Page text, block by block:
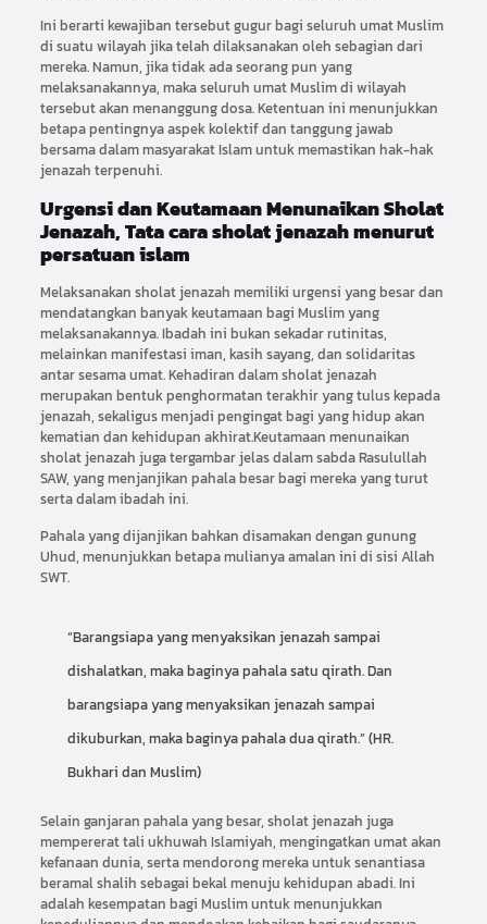
Ini berarti kewajiban tersebut gugur bagi seluruh umat Muslim
di suatu wilayah jika telah dilaksanakan oleh sebagian dari
mereka. Namun, jika tidak ada seorang pun yang
melaksanakannya, maka seluruh umat Muslim di wilayah
tersebut akan menanggung dosa. Ketentuan ini menunjukkan
betapa pentingnya aspek kolektif dan tanggung jawab
bersama dalam masyarakat Islam untuk memastikan hak-hak
jenazah terpenuhi.
Urgensi dan Keutamaan Menunaikan Sholat
Jenazah, Tata cara sholat jenazah menurut
persatuan islam
Melaksanakan sholat jenazah memiliki urgensi yang besar dan
mendatangkan banyak keutamaan bagi Muslim yang
melaksanakannya. Ibadah ini bukan sekadar rutinitas,
melainkan manifestasi iman, kasih sayang, dan solidaritas
antar sesama umat. Kehadiran dalam sholat jenazah
merupakan bentuk penghormatan terakhir yang tulus kepada
jenazah, sekaligus menjadi pengingat bagi yang hidup akan
kematian dan kehidupan akhirat.Keutamaan menunaikan
sholat jenazah juga tergambar jelas dalam sabda Rasulullah
SAW, yang menjanjikan pahala besar bagi mereka yang turut
serta dalam ibadah ini.
Pahala yang dijanjikan bahkan disamakan dengan gunung
Uhud, menunjukkan betapa mulianya amalan ini di sisi Allah
SWT.
“Barangsiapa yang menyaksikan jenazah sampai
dishalatkan, maka baginya pahala satu qirath. Dan
barangsiapa yang menyaksikan jenazah sampai
dikuburkan, maka baginya pahala dua qirath.” (HR.
Bukhari dan Muslim)
Selain ganjaran pahala yang besar, sholat jenazah juga
mempererat tali ukhuwah Islamiyah, mengingatkan umat akan
kefanaan dunia, serta mendorong mereka untuk senantiasa
beramal shalih sebagai bekal menuju kehidupan abadi. Ini
adalah kesempatan bagi Muslim untuk menunjukkan